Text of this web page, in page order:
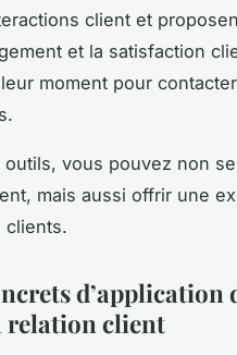
client et
et la satisfaction
moment pour
outils, vous pouvez non
mais aussi offrir une
clients.
relation client